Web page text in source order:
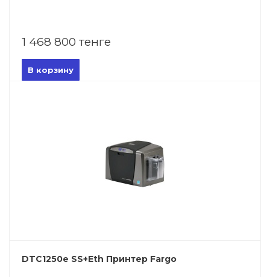
1 468 800 тенге
В корзину
DTC1250e SS+Eth Принтер Fargo